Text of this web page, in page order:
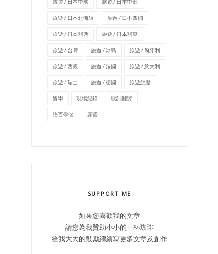
旅遊 / 日本中國 旅遊 / 日本中部
旅遊 / 日本北海道 旅遊 / 日本四國
旅遊 / 日本關西 旅遊 / 日本關東
旅遊 / 台灣 旅遊 / 冰島 旅遊 / 匈牙利
旅遊 / 西藏 旅遊 / 法國 旅遊 / 意大利
旅遊 / 瑞士 旅遊 / 德國 旅遊經歷
留學 現場紀錄 歌詞翻譯
語言學習 露營
SUPPORT ME
如果您喜歡我的文章
請您為我贊助小小的一杯珈琲
給我大大的鼓勵繼續寫更多文章及創作